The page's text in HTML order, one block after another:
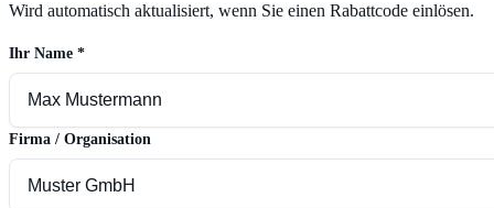
Wird automatisch aktualisiert, wenn Sie einen Rabattcode einlösen.
Ihr Name *
Firma / Organisation